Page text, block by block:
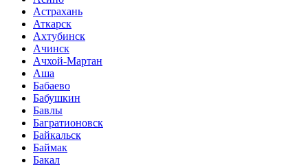
Астрахань
Аткарск
Ахтубинск
Ачинск
Ачхой-Мартан
Аша
Бабаево
Бабушкин
Бавлы
Багратионовск
Байкальск
Баймак
Бакал